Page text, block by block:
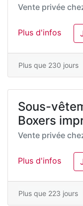
Vente privée
Plus d'infos
Plus que 230 jours
Sous-
Boxers
Vente privée
Plus d'infos
Plus que 223 jours